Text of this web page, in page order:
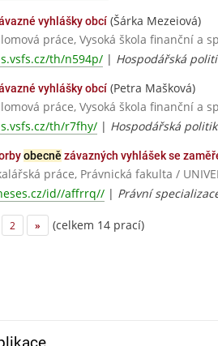
vyhlášky obcí (Šárka Mezeiová)
práce, Vysoká škola finanční a
th/n594p/ | Hospodářská
vyhlášky obcí (Petra Mašková)
práce, Vysoká škola finanční a
th/r7fhy/ | Hospodářská
obecně závazných vyhlášek se
práce, Právnická fakulta /
id//affrrq// | Právní
2 » (celkem 14 prací)